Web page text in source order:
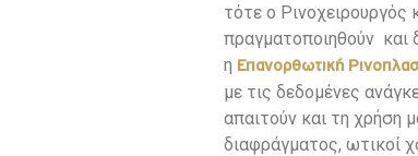
τότε ο Ρινοχειρουργός
πραγματοποιηθούν και
η Επανορθωτική
με τις δεδομένες
απαιτούν και τη χρήση
διαφράγματος, ωτικοί